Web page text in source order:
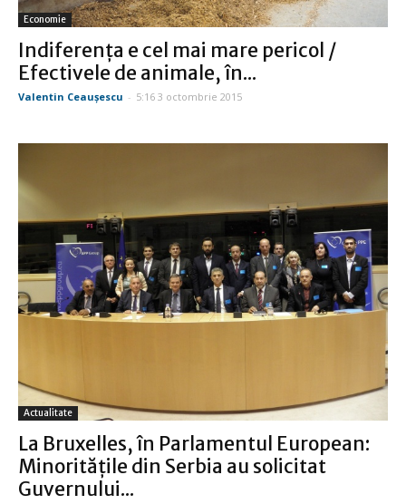
Economie
Indiferenţa e cel mai mare pericol /
Efectivele de animale, în...
Valentin Ceauşescu - 5:16 3 octombrie 2015
Actualitate
La Bruxelles, în Parlamentul European:
Minorităţile din Serbia au solicitat
Guvernului...